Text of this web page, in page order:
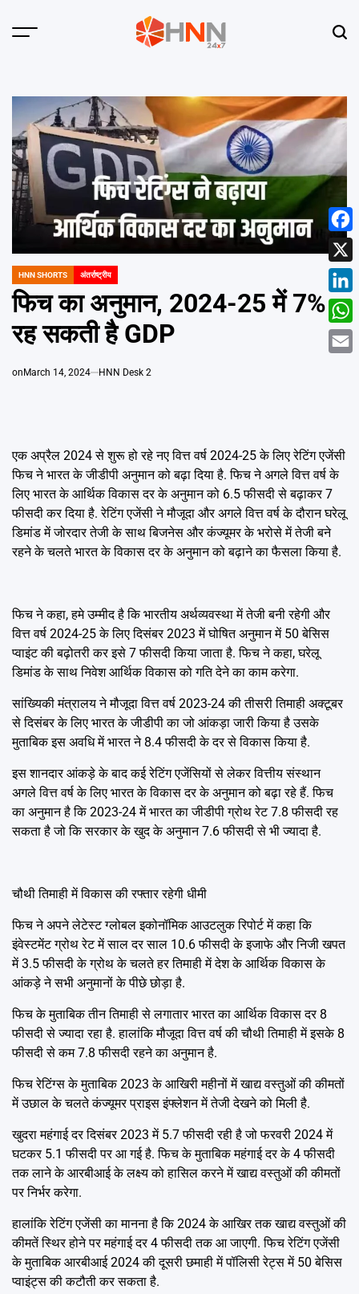
Menu
POSTED
IN
HNN SHORTS अंतर्राष्ट्रीय
फिच का अनुमान, 2024-25 में 7%
रह सकती है GDP
on March 14, 2024 HNN Desk 2
एक अप्रैल 2024 से शुरू हो रहे नए वित्त वर्ष 2024-25 के लिए रेटिंग एजेंसी
फिच ने भारत के जीडीपी अनुमान को बढ़ा दिया है. फिच ने अगले वित्त वर्ष के
लिए भारत के आर्थिक विकास दर के अनुमान को 6.5 फीसदी से बढ़ाकर 7
फीसदी कर दिया है. रेटिंग एजेंसी ने मौजूदा और अगले वित्त वर्ष के दौरान घरेलू
डिमांड में जोरदार तेजी के साथ बिजनेस और कंज्यूमर के भरोसे में तेजी बने
रहने के चलते भारत के विकास दर के अनुमान को बढ़ाने का फैसला किया है.
फिच ने कहा, हमे उम्मीद है कि भारतीय अर्थव्यवस्था में तेजी बनी रहेगी और
वित्त वर्ष 2024-25 के लिए दिसंबर 2023 में घोषित अनुमान में 50 बेसिस
प्वाइंट की बढ़ोतरी कर इसे 7 फीसदी किया जाता है. फिच ने कहा, घरेलू
डिमांड के साथ निवेश आर्थिक विकास को गति देने का काम करेगा.
सांख्यिकी मंत्रालय ने मौजूदा वित्त वर्ष 2023-24 की तीसरी तिमाही अक्टूबर
से दिसंबर के लिए भारत के जीडीपी का जो आंकड़ा जारी किया है उसके
मुताबिक इस अवधि में भारत ने 8.4 फीसदी के दर से विकास किया है.
इस शानदार आंकड़े के बाद कई रेटिंग एजेंसियों से लेकर वित्तीय संस्थान
अगले वित्त वर्ष के लिए भारत के विकास दर के अनुमान को बढ़ा रहे हैं. फिच
का अनुमान है कि 2023-24 में भारत का जीडीपी ग्रोथ रेट 7.8 फीसदी रह
सकता है जो कि सरकार के खुद के अनुमान 7.6 फीसदी से भी ज्यादा है.
चौथी तिमाही में विकास की रफ्तार रहेगी धीमी
फिच ने अपने लेटेस्ट ग्लोबल इकोनॉमिक आउटलुक रिपोर्ट में कहा कि
इंवेस्टमेंट ग्रोथ रेट में साल दर साल 10.6 फीसदी के इजाफे और निजी खपत
में 3.5 फीसदी के ग्रोथ के चलते हर तिमाही में देश के आर्थिक विकास के
आंकड़े ने सभी अनुमानों के पीछे छोड़ा है.
फिच के मुताबिक तीन तिमाही से लगातार भारत का आर्थिक विकास दर 8
फीसदी से ज्यादा रहा है. हालांकि मौजूदा वित्त वर्ष की चौथी तिमाही में इसके 8
फीसदी से कम 7.8 फीसदी रहने का अनुमान है.
फिच रेटिंग्स के मुताबिक 2023 के आखिरी महीनों में खाद्य वस्तुओं की कीमतों
में उछाल के चलते कंज्यूमर प्राइस इंफ्लेशन में तेजी देखने को मिली है.
खुदरा महंगाई दर दिसंबर 2023 में 5.7 फीसदी रही है जो फरवरी 2024 में
घटकर 5.1 फीसदी पर आ गई है. फिच के मुताबिक महंगाई दर के 4 फीसदी
तक लाने के आरबीआई के लक्ष्य को हासिल करने में खाद्य वस्तुओं की कीमतों
पर निर्भर करेगा.
हालांकि रेटिंग एजेंसी का मानना है कि 2024 के आखिर तक खाद्य वस्तुओं की
कीमतें स्थिर होने पर महंगाई दर 4 फीसदी तक आ जाएगी. फिच रेटिंग एजेंसी
के मुताबिक आरबीआई 2024 की दूसरी छमाही में पॉलिसी रेट्स में 50 बेसिस
प्वाइंट्स की कटौती कर सकता है.
X